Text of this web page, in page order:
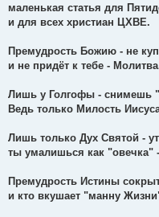
маленькая статья для
и для всех христиан ЦХВЕ.
Премудрость Божию - не
и не придёт к тебе -
Лишь у Голгофы - снимешь
Ведь только Милость
Лишь только Дух Святой -
ты умалишься как "овечка"
Премудрость Истины
и кто вкушает "манну